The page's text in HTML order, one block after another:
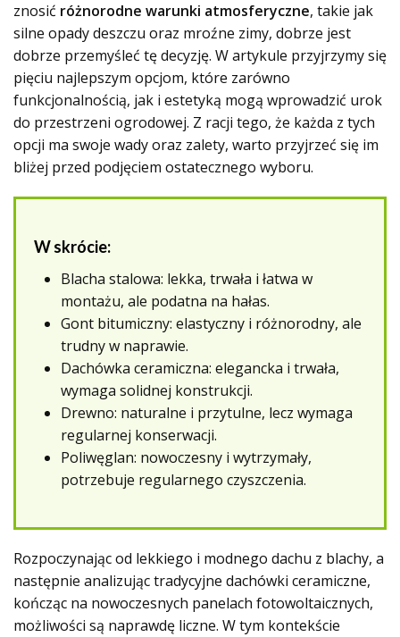
znosić różnorodne warunki atmosferyczne, takie jak
silne opady deszczu oraz mroźne zimy, dobrze jest
dobrze przemyśleć tę decyzję. W artykule przyjrzymy się
pięciu najlepszym opcjom, które zarówno
funkcjonalnością, jak i estetyką mogą wprowadzić urok
do przestrzeni ogrodowej. Z racji tego, że każda z tych
opcji ma swoje wady oraz zalety, warto przyjrzeć się im
bliżej przed podjęciem ostatecznego wyboru.
W skrócie:
Blacha stalowa: lekka, trwała i łatwa w
montażu, ale podatna na hałas.
Gont bitumiczny: elastyczny i różnorodny, ale
trudny w naprawie.
Dachówka ceramiczna: elegancka i trwała,
wymaga solidnej konstrukcji.
Drewno: naturalne i przytulne, lecz wymaga
regularnej konserwacji.
Poliwęglan: nowoczesny i wytrzymały,
potrzebuje regularnego czyszczenia.
Rozpoczynając od lekkiego i modnego dachu z blachy, a
następnie analizując tradycyjne dachówki ceramiczne,
kończąc na nowoczesnych panelach fotowoltaicznych,
możliwości są naprawdę liczne. W tym kontekście